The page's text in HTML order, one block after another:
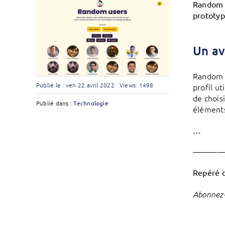
Publié le : ven 22 avril 2022 Views: 1498
Publié dans :Technologie
Un
profil
de
…
Repéré